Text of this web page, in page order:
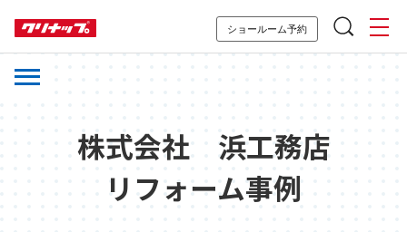
ショールーム予約
株式会社 浜工務店
リフォーム事例